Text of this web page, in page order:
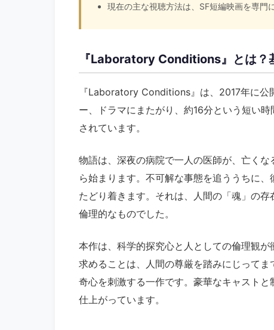
現在の主な視聴方法は、SF短編映画を専門
『Laboratory Conditions』とは？
『Laboratory Conditions』は、2017年に公
ー、ドラマにまたがり、約16分という短い
されています。
物語は、深夜の病院で一人の医師が、亡く
ら始まります。不可解な事態を追ううちに
たどり着きます。それは、人間の「魂」の
倫理的なものでした。
本作は、科学的探究心と人としての倫理観
求めることは、人間の尊厳を踏みにじって
奇心を刺激する一作です。豪華なキャスト
仕上がっています。